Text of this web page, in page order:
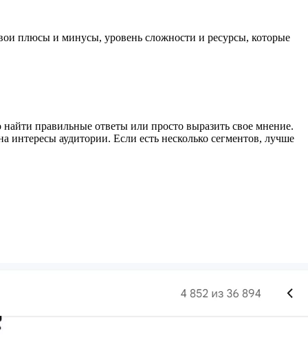
плюсы и минусы, уровень сложности и ресурсы, которые
правильные ответы или просто выразить свое мнение.
аудитории. Если есть несколько сегментов, лучше